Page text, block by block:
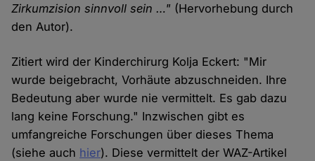
Zirkumzision sinnvoll sein …" (Hervorhebung durch
den Autor).
Zitiert wird der Kinderchirurg Kolja Eckert: "Mir
wurde beigebracht, Vorhäute abzuschneiden. Ihre
Bedeutung aber wurde nie vermittelt. Es gab dazu
lang keine Forschung." Inzwischen gibt es
umfangreiche Forschungen über dieses Thema
(siehe auch hier). Diese vermittelt der WAZ-Artikel